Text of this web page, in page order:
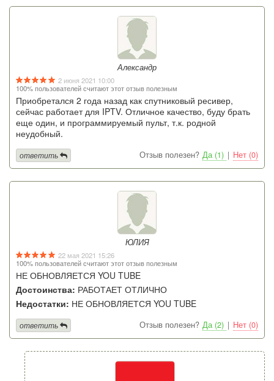
Александр
2 июня 2021 10:00
100% пользователей считают этот отзыв полезным
Приобретался 2 года назад как спутниковый ресивер,
сейчас работает для IPTV. Отличное качество, буду брать
еще один, и программируемый пульт, т.к. родной
неудобный.
Отзыв полезен? Да (1) | Нет (0)
ответить
ЮЛИЯ
22 мая 2021 15:26
100% пользователей считают этот отзыв полезным
НЕ ОБНОВЛЯЕТСЯ YOU TUBE
Достоинства: РАБОТАЕТ ОТЛИЧНО
Недостатки: НЕ ОБНОВЛЯЕТСЯ YOU TUBE
Отзыв полезен? Да (2) | Нет (0)
ответить